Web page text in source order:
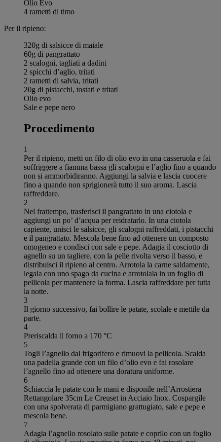
Olio Evo
4 rametti di timo
Per il ripieno:
320g di salsicce di maiale
60g di pangrattato
2 scalogni, tagliati a dadini
2 spicchi d’aglio, tritati
2 rametti di salvia, tritati
20g di pistacchi, tostati e tritati
Olio evo
Sale e pepe nero
Procedimento
1
Per il ripieno, metti un filo di olio evo in una casseruola e fai
soffriggere a fiamma bassa gli scalogni e l’aglio fino a quando
non si ammorbidiranno. Aggiungi la salvia e lascia cuocere
fino a quando non sprigionerà tutto il suo aroma. Lascia
raffreddare.
2
Nel frattempo, trasferisci il pangrattato in una ciotola e
aggiungi un po’ d’acqua per reidratarlo. In una ciotola
capiente, unisci le salsicce, gli scalogni raffreddati, i pistacchi
e il pangrattato. Mescola bene fino ad ottenere un composto
omogeneo e condisci con sale e pepe. Adagia il cosciotto di
agnello su un tagliere, con la pelle rivolta verso il basso, e
distribuisci il ripieno al centro. Arrotola la carne saldamente,
legala con uno spago da cucina e arrotolala in un foglio di
pellicola per mantenere la forma. Lascia raffreddare per tutta
la notte.
3
Il giorno successivo, fai bollire le patate, scolale e mettile da
parte.
4
Preriscalda il forno a 170 °C
5
Togli l’agnello dal frigorifero e rimuovi la pellicola. Scalda
una padella grande con un filo d’olio evo e fai rosolare
l’agnello fino ad ottenere una doratura uniforme.
6
Schiaccia le patate con le mani e disponile nell’Arrostiera
Rettangolare 35cm Le Creuset in Acciaio Inox. Cospargile
con una spolverata di parmigiano grattugiato, sale e pepe e
mescola bene.
7
Adagia l’agnello rosolato sulle patate e coprilo con un foglio